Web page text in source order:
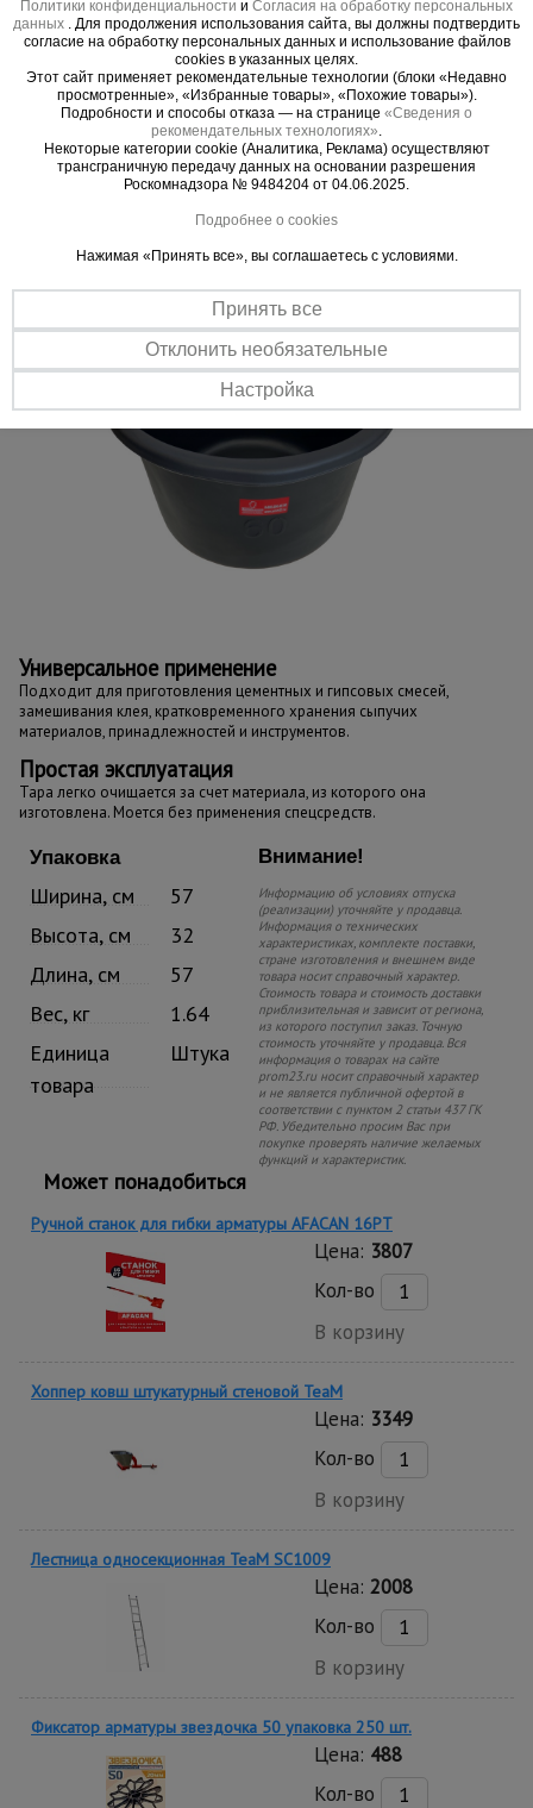
Важные преимущества –
эффективная работа
Полимерный материал
Тара не подвержена деформации, гниению и коррозии.
Широкие бортики для удобства переноски готового раствора.
Универсальное применение
Подходит для приготовления цементных и гипсовых смесей,
замешивания клея, кратковременного хранения сыпучих
материалов, принадлежностей и инструментов.
Простая эксплуатация
Тара легко очищается за счет материала, из которого она
изготовлена. Моется без применения спецсредств.
Упаковка
Ширина, см
57
Высота, см
32
Длина, см
57
Вес, кг
1.64
Единица
товара
Штука
Внимание!
Информацию об условиях отпуска
(реализации) уточняйте у продавца.
Информация о технических
характеристиках, комплекте поставки,
стране изготовления и внешнем виде
товара носит справочный характер.
Стоимость товара и стоимость доставки
приблизительная и зависит от региона,
из которого поступил заказ. Точную
стоимость уточняйте у продавца. Вся
информация о товарах на сайте
prom23.ru носит справочный характер
и не является публичной офертой в
соответствии с пунктом 2 статьи 437 ГК
РФ. Убедительно просим Вас при
покупке проверять наличие желаемых
функций и характеристик.
Может понадобиться
Ручной станок для гибки арматуры AFACAN 16PT
Цена: 3807
Кол-во
В корзину
Хоппер ковш штукатурный стеновой TeaM
Цена: 3349
Кол-во
В корзину
Лестница односекционная TeaM SC1009
Цена: 2008
Кол-во
В корзину
Фиксатор арматуры звездочка 50 упаковка 250 шт.
Цена: 488
Кол-во
Политики конфиденциальности и Согласия на обработку персональных
данных
. Для продолжения использования сайта, вы должны подтвердить
согласие на обработку персональных данных и использование файлов
cookies в указанных целях.
Этот сайт применяет рекомендательные технологии (блоки «Недавно
просмотренные», «Избранные товары», «Похожие товары»).
Подробности и способы отказа — на странице «Сведения о
рекомендательных технологиях»
Некоторые категории cookie (Аналитика, Реклама) осуществляют
трансграничную передачу данных на основании разрешения
Роскомнадзора № 9484204 от 04.06.2025.
Подробнее о cookies
Нажимая «Принять все», вы соглашаетесь с условиями.
Принять все
Отклонить необязательные
Настройка